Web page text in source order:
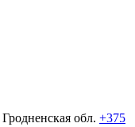
Гродненская обл. +375